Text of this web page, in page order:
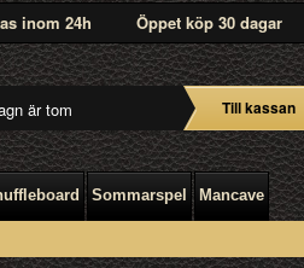
inom 24h Öppet köp 30 dagar
är tom Till kassan
Sommarspel Mancave